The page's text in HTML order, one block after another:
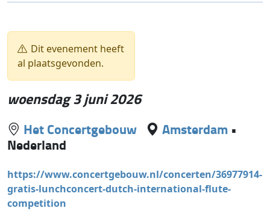
Dit evenement heeft
al plaatsgevonden.
woensdag 3 juni 2026
Het Concertgebouw Amsterdam •
Nederland
https://www.concertgebouw.nl/concerten/36977914-
gratis-lunchconcert-dutch-international-flute-
competition